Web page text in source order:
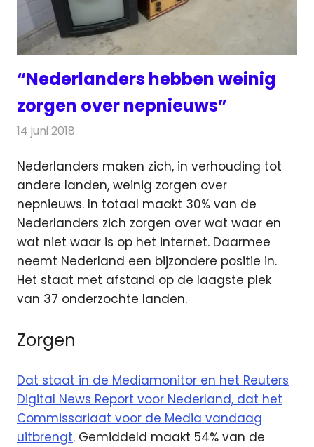
“Nederlanders hebben weinig
zorgen over nepnieuws”
14 juni 2018
Nederlanders maken zich, in verhouding tot
andere landen, weinig zorgen over
nepnieuws. In totaal maakt 30% van de
Nederlanders zich zorgen over wat waar en
wat niet waar is op het internet. Daarmee
neemt Nederland een bijzondere positie in.
Het staat met afstand op de laagste plek
van 37 onderzochte landen.
Zorgen
Dat staat in de Mediamonitor en het Reuters
Digital News Report voor Nederland, dat het
Commissariaat voor de Media vandaag
uitbrengt. Gemiddeld maakt 54% van de